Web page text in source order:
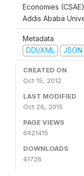
Economies
Addis Ababa
Metadata
DDI/XML
JSON
CREATED ON
Oct 15, 2012
LAST MODIFIED
Oct 26, 2015
PAGE VIEWS
6421415
DOWNLOADS
41726